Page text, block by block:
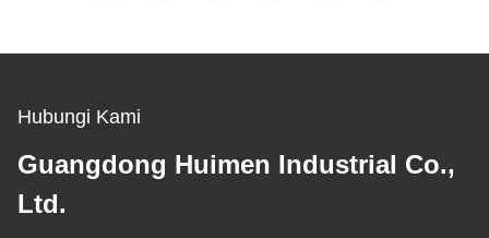
Hubungi Kami
Guangdong Huimen Industrial Co.,
Ltd.